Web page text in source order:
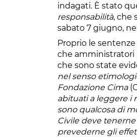
indagati. È stato
responsabilità, che
sabato 7 giugno,
Proprio le
che amministratori
che sono state
nel senso
Fondazione Cima
abituati a leggere i
sono qualcosa di
Civile deve
prevederne gli